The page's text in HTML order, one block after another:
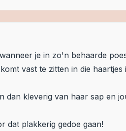
je in zo'n behaarde
vast te zitten in die
dan kleverig van haar sap en
dat plakkerig gedoe gaan!